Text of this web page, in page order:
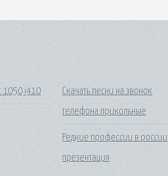
1050 j410
Скачать песни на звонок
телефона прикольные
Редкие профессии в россии
презентация